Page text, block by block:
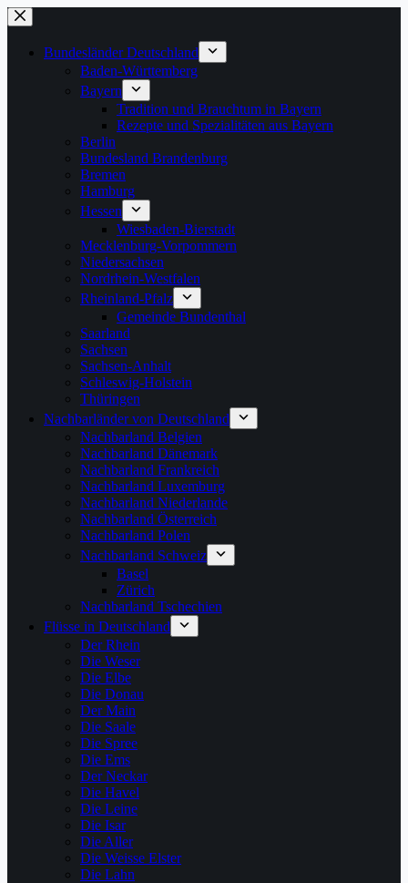
Zum
Inhalt
springenBundesländer Deutschland
Baden-Württemberg
Bayern
Tradition und Brauchtum in Bayern
Rezepte und Spezialitäten aus Bayern
Berlin
Bundesland Brandenburg
Bremen
Hamburg
Hessen
Wiesbaden-Bierstadt
Mecklenburg-Vorpommern
Niedersachsen
Nordrhein-Westfalen
Rheinland-Pfalz
Gemeinde Bundenthal
Saarland
Sachsen
Sachsen-Anhalt
Schleswig-Holstein
Thüringen
Nachbarländer von Deutschland
Nachbarland Belgien
Nachbarland Dänemark
Nachbarland Frankreich
Nachbarland Luxemburg
Nachbarland Niederlande
Nachbarland Österreich
Nachbarland Polen
Nachbarland Schweiz
Basel
Zürich
Nachbarland Tschechien
Flüsse in Deutschland
Der Rhein
Die Weser
Die Elbe
Die Donau
Der Main
Die Saale
Die Spree
Die Ems
Der Neckar
Die Havel
Die Leine
Die Isar
Die Aller
Die Weisse Elster
Die Lahn